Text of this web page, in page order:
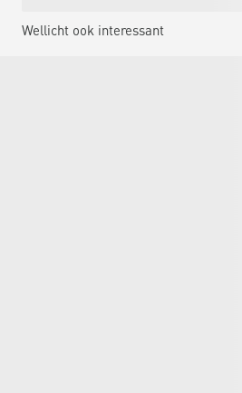
Wellicht ook interessant